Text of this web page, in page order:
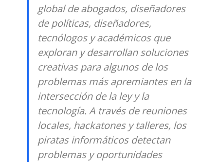
global de abogados, diseñadores
de políticas, diseñadores,
tecnólogos y académicos que
exploran y desarrollan soluciones
creativas para algunos de los
problemas más apremiantes en la
intersección de la ley y la
tecnología. A través de reuniones
locales, hackatones y talleres, los
piratas informáticos detectan
problemas y oportunidades